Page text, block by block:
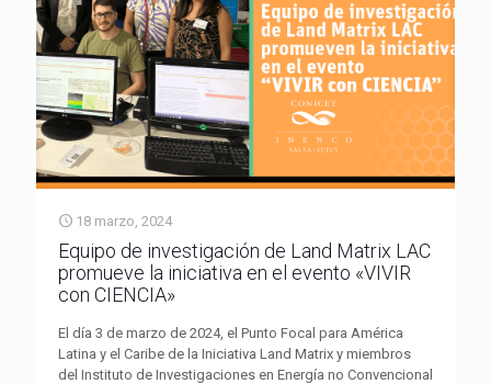
18 marzo, 2024
Equipo de investigación de Land Matrix LAC
promueve la iniciativa en el evento «VIVIR
con CIENCIA»
El día 3 de marzo de 2024, el Punto Focal para América
Latina y el Caribe de la Iniciativa Land Matrix y miembros
del Instituto de Investigaciones en Energía no Convencional